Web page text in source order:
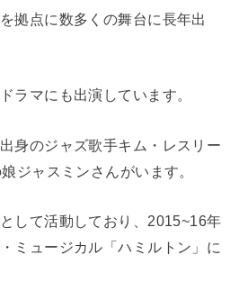
拠点に数多くの舞台に長年出
ラマにも出演しています。
身のジャズ歌手キム・レスリー
ジャスミンさんがいます。
して活動しており、2015~16年
ミュージカル「ハミルトン」に